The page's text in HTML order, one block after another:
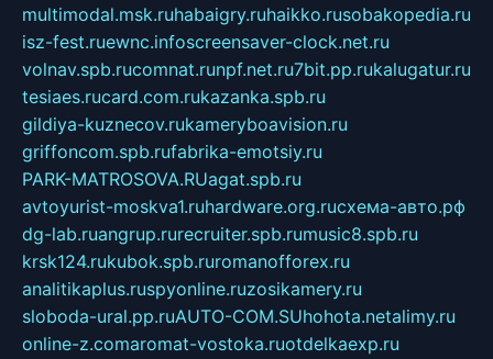
multimodal.msk.ruhabaigry.ruhaikko.rusobakopedia.ru
isz-fest.ruewnc.infoscreensaver-clock.net.ru
volnav.spb.rucomnat.runpf.net.ru7bit.pp.rukalugatur.ru
tesiaes.rucard.com.rukazanka.spb.ru
gildiya-kuznecov.rukameryboavision.ru
griffoncom.spb.rufabrika-emotsiy.ru
PARK-MATROSOVA.RUagat.spb.ru
avtoyurist-moskva1.ruhardware.org.ruсхема-авто.рф
dg-lab.ruangrup.rurecruiter.spb.rumusic8.spb.ru
krsk124.rukubok.spb.ruromanofforex.ru
analitikaplus.ruspyonline.ruzosikamery.ru
sloboda-ural.pp.ruAUTO-COM.SUhohota.netalimy.ru
online-z.comaromat-vostoka.ruotdelkaexp.ru